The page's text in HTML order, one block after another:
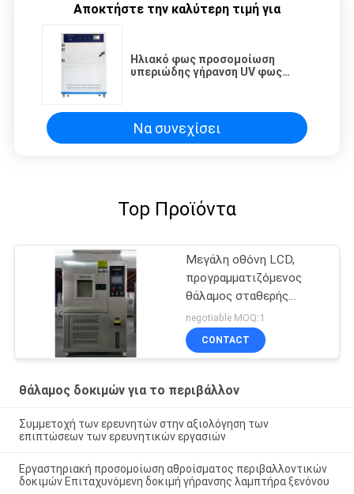
Αποκτήστε την καλύτερη τιμή για
Ηλιακό φως προσομοίωση
υπεριώδης γήρανση UV φως
Να συνεχίσει
Top Προϊόντα
Μεγάλη οθόνη LCD,
προγραμματιζόμενος
θάλαμος σταθερής
θερμοκρασίας και
υγρασίας
negotiable MOQ:1
CONTACT
θάλαμος δοκιμών για το περιβάλλον
Συμμετοχή των ερευνητών στην αξιολόγηση των
επιπτώσεων των ερευνητικών εργασιών
Εργαστηριακή προσομοίωση αθροίσματος περιβαλλοντικών
δοκιμών Επιταχυνόμενη δοκιμή γήρανσης λαμπτήρα ξενόνου